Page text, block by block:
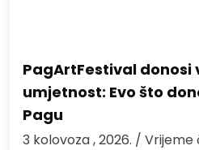
PagArtFestival donosi
umjetnost: Evo što
Pagu
3 kolovoza , 2026. / Vrijeme